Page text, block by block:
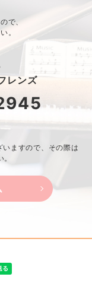
で、
。
レンズ
ますので、 その際は